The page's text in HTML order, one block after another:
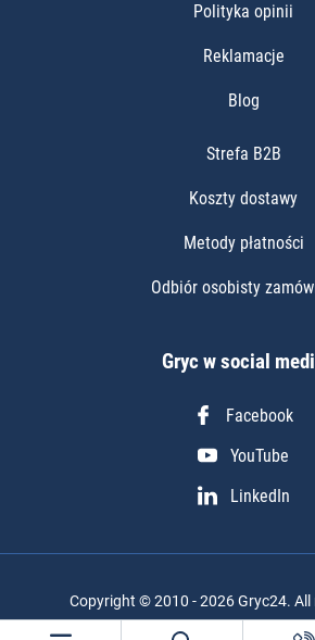
Polityka opinii
Reklamacje
Blog
Strefa B2B
Koszty dostawy
Metody płatności
Odbiór osobisty
Gryc w social
Facebook
YouTube
LinkedIn
Copyright © 2010 - 2026 Gryc24. All